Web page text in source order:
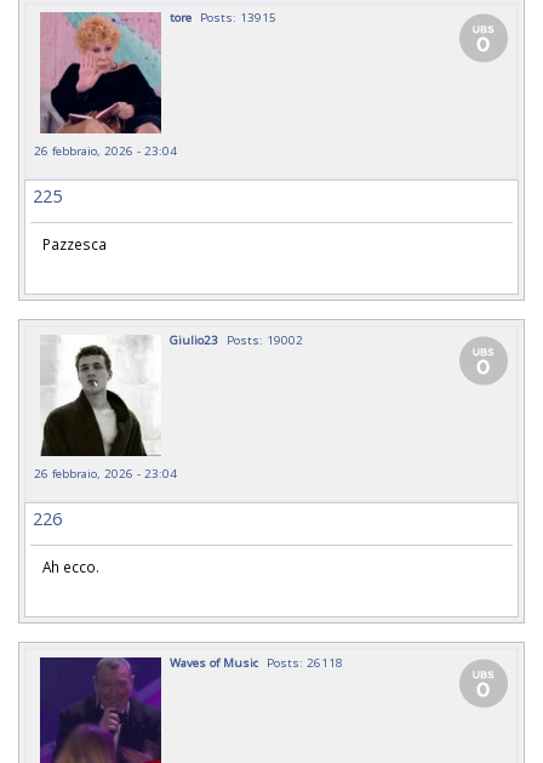
tore Posts: 13915
26 febbraio, 2026 - 23:04
225
Pazzesca
Giulio23 Posts: 19002
26 febbraio, 2026 - 23:04
226
Ah ecco.
Waves of Music Posts: 26118